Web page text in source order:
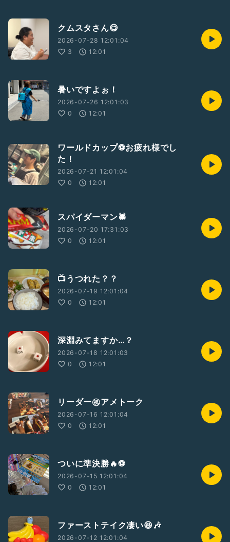
クムスタさん😋
2026-07-28 12:01:04
3
12:01
暑いですよぉ！
2026-07-26 12:01:03
0
12:01
ワールドカップ⚽️お疲れ様でし
た！
2026-07-21 12:01:04
0
12:01
スパイダーマン🕷️
2026-07-20 17:31:03
0
12:01
📺うつれた？？
2026-07-19 12:01:04
0
12:01
深淵みてますか…？
2026-07-18 12:01:03
0
12:01
リーダー㊗️アメトーク
2026-07-16 12:01:04
0
12:01
ついに準決勝🔥⚽️
2026-07-15 12:01:04
0
12:01
ファーストテイク凄い😆🎶
2026-07-12 12:01:04